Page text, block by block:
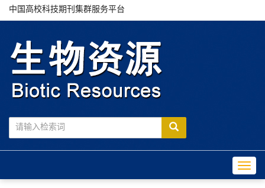
中国高校科技期刊集群服务平台